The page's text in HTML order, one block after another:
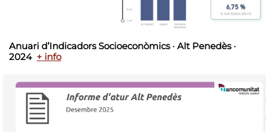
Anuari d’Indicadors Socioeconòmics · Alt Penedès ·
2024 + info